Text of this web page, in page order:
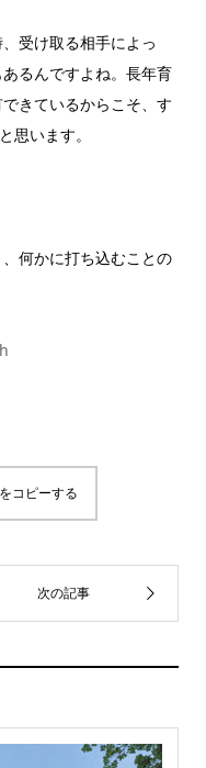
受け取る相手によっ
るんですよね。長年育
きているからこそ、す
思います。
何かに打ち込むことの
コピーする